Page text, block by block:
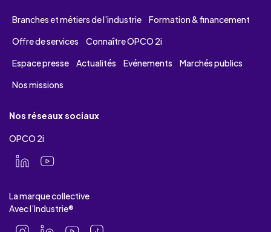
Branches et métiers de l’industrie
Formation & financement
Offre de services
Connaître OPCO 2i
Espace presse
Actualités Evénements
Marchés publics
Nos missions
Nos réseaux sociaux
OPCO 2i
La marque collective
Avec l’Industrie®